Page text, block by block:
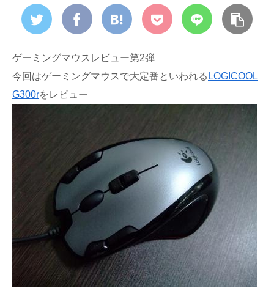
ゲーミングマウスレビュー第2弾
今回はゲーミングマウスで大定番といわれる LOGICOOL
G300rをレビュー